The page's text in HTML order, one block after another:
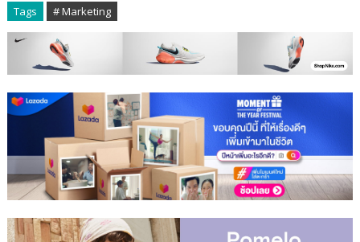
Tags # Marketing